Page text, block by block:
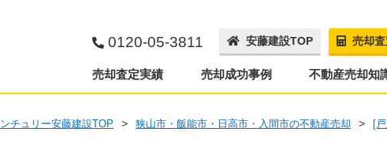
0120-05-3811 安藤建設TOP 売却
売却査定実績 売却成功事例 不動産売却知
チュリー安藤建設TOP 狭山市・飯能市・日高市・入間市の不動産売却 [